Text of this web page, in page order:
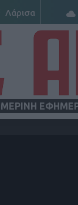
Λάρισα